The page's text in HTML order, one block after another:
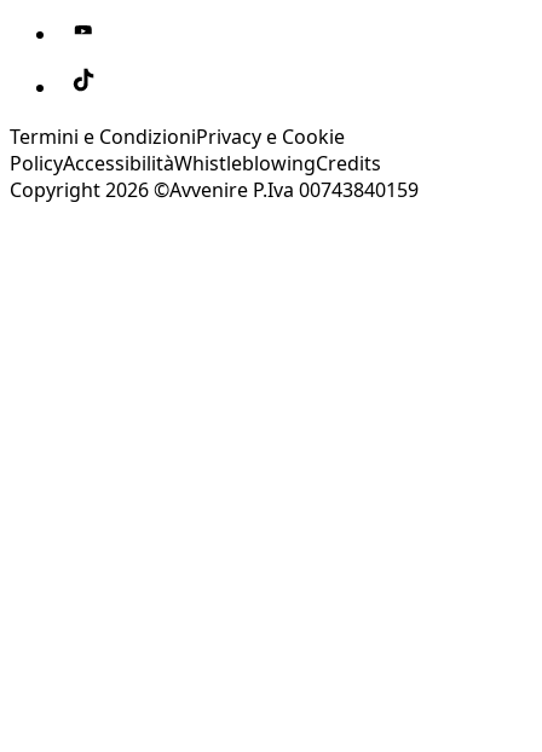
Termini e CondizioniPrivacy e Cookie
PolicyAccessibilitàWhistleblowingCredits
Copyright 2026 ©Avvenire P.Iva 00743840159